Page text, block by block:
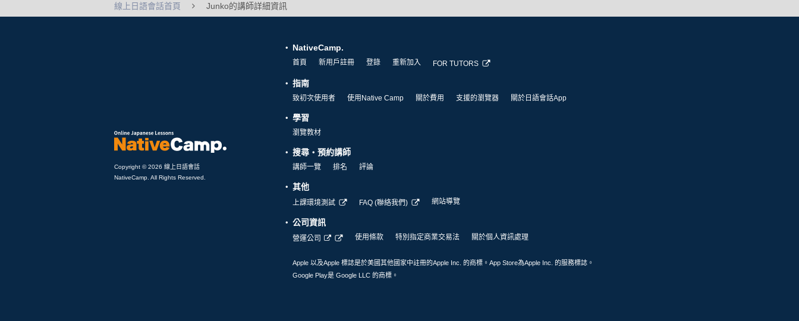
線上日語會話首頁 Junko的講師詳細資訊
Copyright © 2026 線上日語會話
NativeCamp. All Rights Reserved.
NativeCamp.
首頁 新用戶註冊 登錄 重新加入 FOR TUTORS
指南
致初次使用者 使用Native Camp 關於費用 支援的瀏覽器 關於日語會話App
學習
瀏覽教材
搜尋・預約講師
講師一覽 排名 評論
其他
上課環境測試 FAQ (聯絡我們) 網站導覽
公司資訊
營運公司 使用條款 特別指定商業交易法 關於個人資訊處理
Apple 以及Apple 標誌是於美國其他國家中註冊的Apple Inc. 的商標。App Store為Apple Inc. 的服務標誌。
Google Play是 Google LLC 的商標。